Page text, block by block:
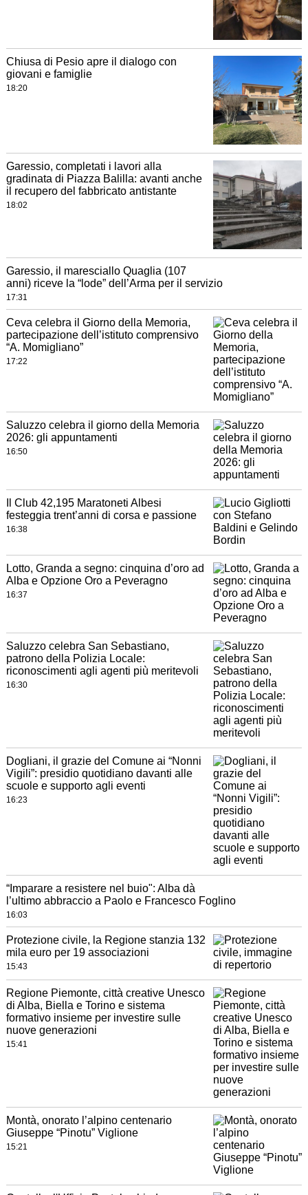
Chiusa di Pesio apre il dialogo con
giovani e famiglie
18:20
Garessio, completati i lavori alla
gradinata di Piazza Balilla: avanti anche
il recupero del fabbricato antistante
18:02
Garessio, il maresciallo Quaglia (107
anni) riceve la “lode” dell’Arma per il servizio
17:31
Ceva celebra il Giorno della Memoria,
partecipazione dell’istituto comprensivo
“A. Momigliano”
17:22
Saluzzo celebra il giorno della Memoria
2026: gli appuntamenti
16:50
Il Club 42,195 Maratoneti Albesi
festeggia trent’anni di corsa e passione
16:38
Lotto, Granda a segno: cinquina d’oro ad
Alba e Opzione Oro a Peveragno
16:37
Saluzzo celebra San Sebastiano,
patrono della Polizia Locale:
riconoscimenti agli agenti più meritevoli
16:30
Dogliani, il grazie del Comune ai “Nonni
Vigili”: presidio quotidiano davanti alle
scuole e supporto agli eventi
16:23
“Imparare a resistere nel buio": Alba dà
l’ultimo abbraccio a Paolo e Francesco Foglino
16:03
Protezione civile, la Regione stanzia 132
mila euro per 19 associazioni
15:43
Regione Piemonte, città creative Unesco
di Alba, Biella e Torino e sistema
formativo insieme per investire sulle
nuove generazioni
15:41
Montà, onorato l’alpino centenario
Giuseppe “Pinotu” Viglione
15:21